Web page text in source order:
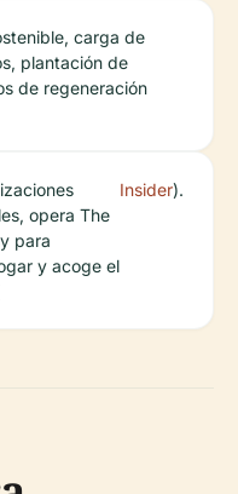
carga de
plantación de
de regeneración
opera The
para
y acoge el
Insider).